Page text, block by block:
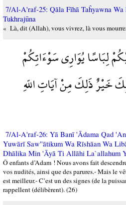
7/Al-A'raf-25: Qāla Fīhā Taĥyawna Wa
Tukhrajūna
« Là, dit (Allah), vous vivrez, là vous
لِبَاسًا يُوَارِي سَوْءَاتِكُمْ
خَيْرٌ ذَلِكَ مِنْ آيَاتِ اللّهِ
7/Al-A'raf-26: Yā Banī 'Ādama Qad
Yuwārī Saw''ātikum Wa Rīshāan Wa
Dhālika Min 'Āyā Ti Allāhi La`allahum
Ô enfants d’Adam ! Nous avons fait
vos nudités, ainsi que des parures.- Mais le
est meilleur.- C’est un des signes (de la
rappellent (délibèrent). (26)